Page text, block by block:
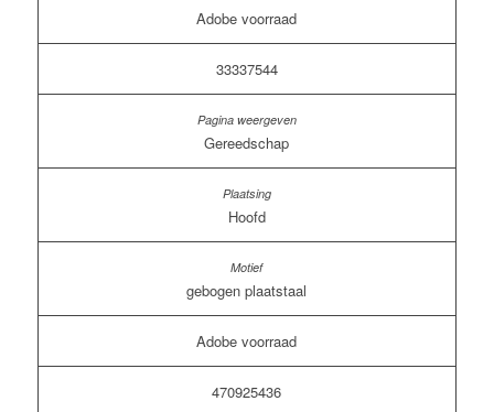
Adobe voorraad
33337544
Gereedschap
Hoofd
gebogen plaatstaal
Adobe voorraad
470925436